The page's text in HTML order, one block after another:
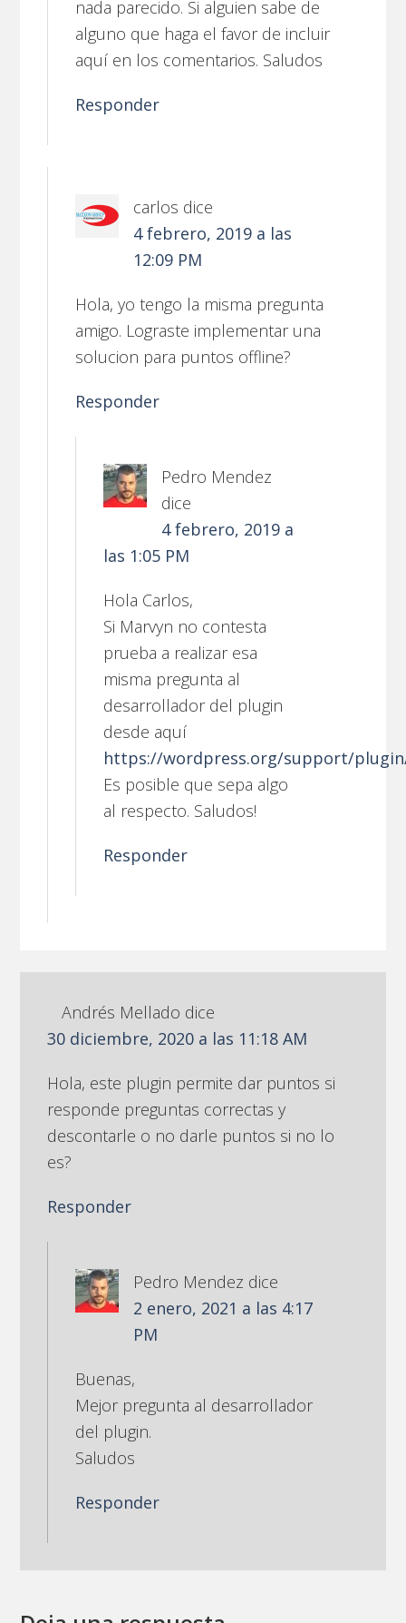
nada parecido. Si alguien sabe de
alguno que haga el favor de incluir
aquí en los comentarios. Saludos
Responder
carlos dice
4 febrero, 2019 a las
12:09 PM
Hola, yo tengo la misma pregunta
amigo. Lograste implementar una
solucion para puntos offline?
Responder
Pedro Mendez
dice
4 febrero, 2019 a
las 1:05 PM
Hola Carlos,
Si Marvyn no contesta
prueba a realizar esa
misma pregunta al
desarrollador del plugin
desde aquí
https://wordpress.org/support/
Es posible que sepa algo
al respecto. Saludos!
Responder
Andrés Mellado dice
30 diciembre, 2020 a las 11:18 AM
Hola, este plugin permite dar puntos si
responde preguntas correctas y
descontarle o no darle puntos si no lo
es?
Responder
Pedro Mendez dice
2 enero, 2021 a las 4:17
PM
Buenas,
Mejor pregunta al desarrollador
del plugin.
Saludos
Responder